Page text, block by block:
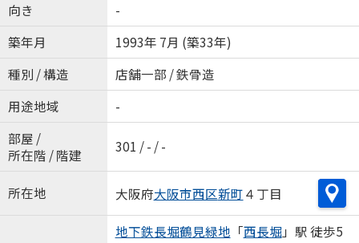
向き
-
築年月
1993年 7月 (築33年)
種別 / 構造
店舗一部 / 鉄骨造
用途地域
-
部屋 /
所在階 / 階建
301 / - / -
所在地 大阪府大阪市西区新町４丁目
地下鉄長堀鶴見緑地 「西長堀」駅 徒歩5